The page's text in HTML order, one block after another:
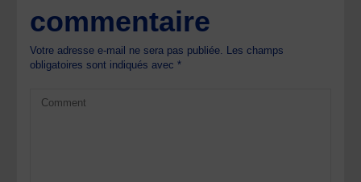
commentaire
Votre adresse e-mail ne sera pas publiée. Les champs
obligatoires sont indiqués avec*